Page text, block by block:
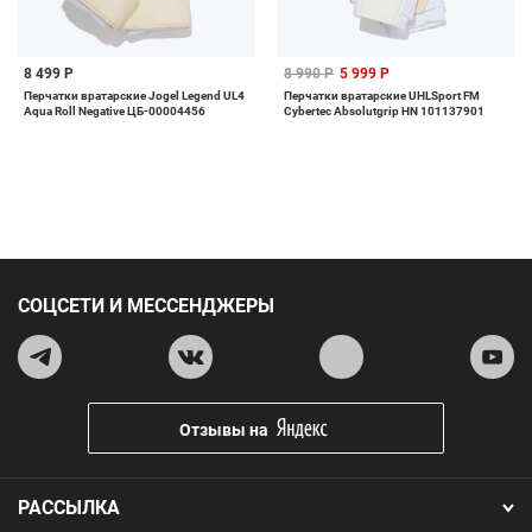
8 499 Р
Перчатки вратарские Jogel Legend UL4
Aqua Roll Negative ЦБ-00004456
8 990 Р 5 999 Р
Перчатки вратарские UHLSport FM
Cybertec Absolutgrip HN 101137901
РАССЫЛКА
СОЦСЕТИ И МЕССЕНДЖЕРЫ
Отзывы на